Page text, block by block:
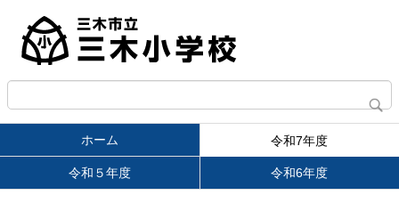
ホーム 令和7年度
令和５年度 令和6年度